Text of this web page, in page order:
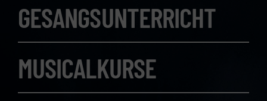
GESANGSUNTERRICHT
MUSICALKURSE